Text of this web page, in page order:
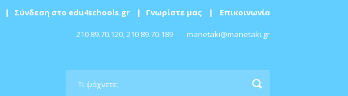
| Σύνδεση στο edu4schools.gr | Γνωρίστε μας | Επικοινωνία
210 89.70.120, 210 89.70.189 manetaki@manetaki.gr